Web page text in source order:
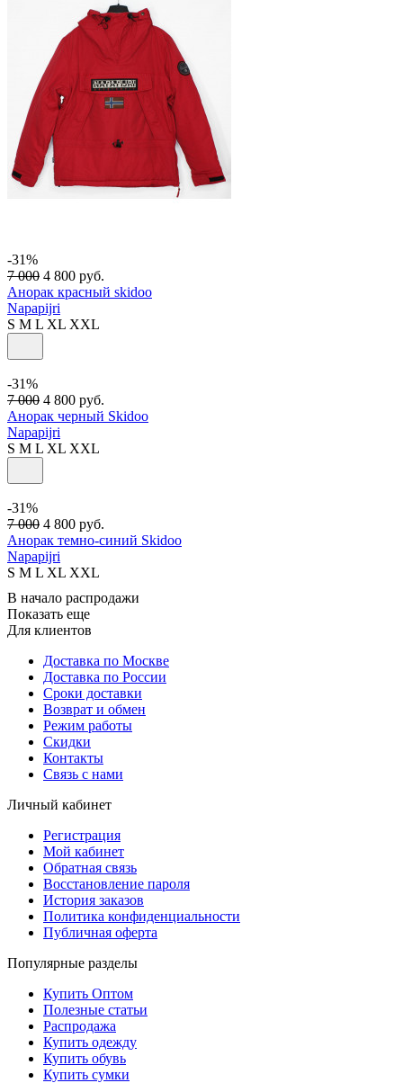
-31%
7 000 4 800 руб.
Анорак красный skidoo
Napapijri
S M L XL XXL
-31%
7 000 4 800 руб.
Анорак черный Skidoo
Napapijri
S M L XL XXL
-31%
7 000 4 800 руб.
Анорак темно-синий Skidoo
Napapijri
S M L XL XXL
В начало распродажи
Показать еще
Для клиентов
Доставка по Москве
Доставка по России
Сроки доставки
Возврат и обмен
Режим работы
Скидки
Контакты
Связь с нами
Личный кабинет
Регистрация
Мой кабинет
Обратная связь
Восстановление пароля
История заказов
Политика конфиденциальности
Публичная оферта
Популярные разделы
Купить Оптом
Полезные статьи
Распродажа
Купить одежду
Купить обувь
Купить сумки